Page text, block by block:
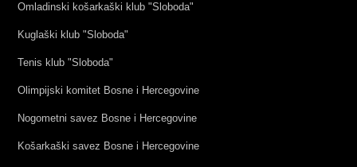
Omladinski košarkaški klub "Sloboda"
Kuglaški klub "Sloboda"
Tenis klub "Sloboda"
Olimpijski komitet Bosne i Hercegovine
Nogometni savez Bosne i Hercegovine
Košarkaški savez Bosne i Hercegovine